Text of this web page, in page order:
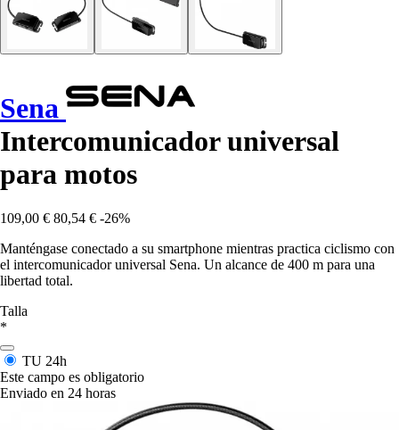
Sena
Intercomunicador universal
para motos
109,00 € 80,54 € -26%
Manténgase conectado a su smartphone mientras practica ciclismo con
el intercomunicador universal Sena. Un alcance de 400 m para una
libertad total.
Talla
*
TU 24h
Este campo es obligatorio
Enviado en 24 horas